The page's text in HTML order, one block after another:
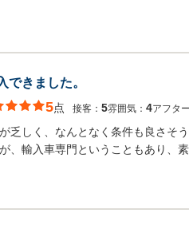
できました。
5点 接客： 5雰囲気： 4アフタ
乏しく、なんとなく条件も良さそ
、輸入車専門ということもあり、